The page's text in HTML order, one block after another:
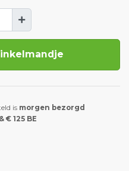
is morgen bezorgd
€ 125 BE